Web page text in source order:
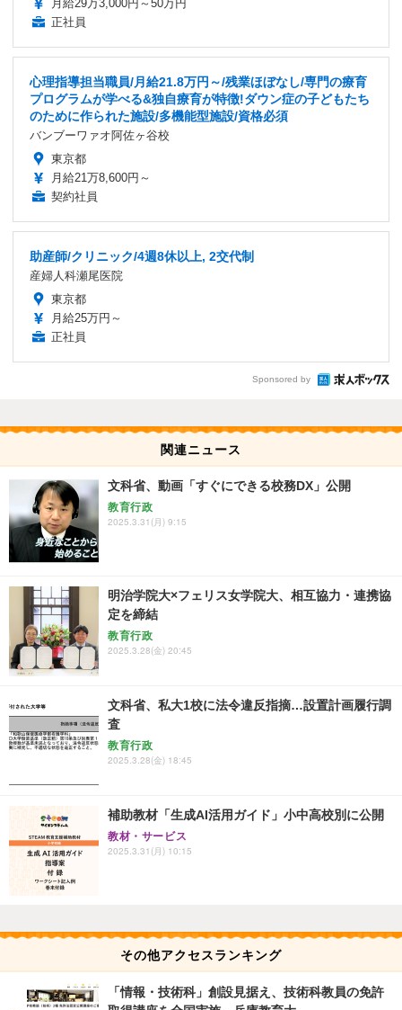
月給29万3,000円～50万円
正社員
心理指導担当職員/月給21.8万円～/残業ほぼなし/専門の療育
プログラムが学べる&独自療育が特徴!ダウン症の子どもたち
のために作られた施設/多機能型施設/資格必須
バンブーワァオ阿佐ヶ谷校
東京都
月給21万8,600円～
契約社員
助産師/クリニック/4週8休以上, 2交代制
産婦人科瀬尾医院
東京都
月給25万円～
正社員
Sponsored by
関連ニュース
文科省、動画「すぐにできる校務DX」公開
教育行政
2025.3.31(月) 9:15
明治学院大×フェリス女学院大、相互協力・連携協
定を締結
教育行政
2025.3.28(金) 20:45
文科省、私大1校に法令違反指摘…設置計画履行調
査
教育行政
2025.3.28(金) 18:45
補助教材「生成AI活用ガイド」小中高校別に公開
教材・サービス
2025.3.31(月) 10:15
その他アクセスランキング
「情報・技術科」創設見据え、技術科教員の免許